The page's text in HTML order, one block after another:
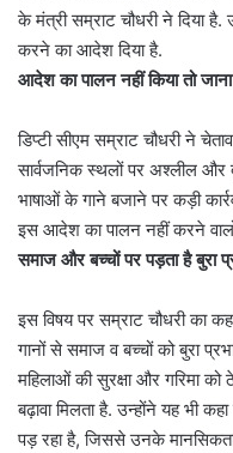
के मंत्री सम्राट चौधरी ने दिया
करने का आदेश दिया है.
आदेश का पालन नहीं किया तो
डिप्टी सीएम सम्राट चौधरी ने
सार्वजनिक स्थलों पर अश्लील और
भाषाओं के गाने बजाने पर कड़ी
इस आदेश का पालन नहीं करने
समाज और बच्चों पर पड़ता है बुरा
इस विषय पर सम्राट चौधरी का
गानों से समाज व बच्चों को बुरा
महिलाओं की सुरक्षा और गरिमा
बढ़ावा मिलता है. उन्होंने यह भी
पड़ रहा है, जिससे उनके